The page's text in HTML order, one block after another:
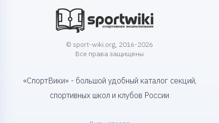
© sport-wiki.org, 2016-2026
Все права защищены
«СпортВики» - большой удобный каталог секций,
спортивных школ и клубов России